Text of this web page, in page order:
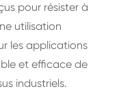
pour résister à
utilisation
les applications
et efficace de
industriels.